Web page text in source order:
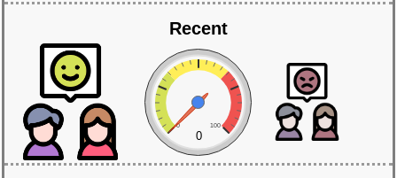
Recent
0 100
0